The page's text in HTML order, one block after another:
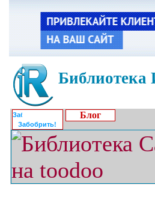
Библиотека
Забобрить!
Блог